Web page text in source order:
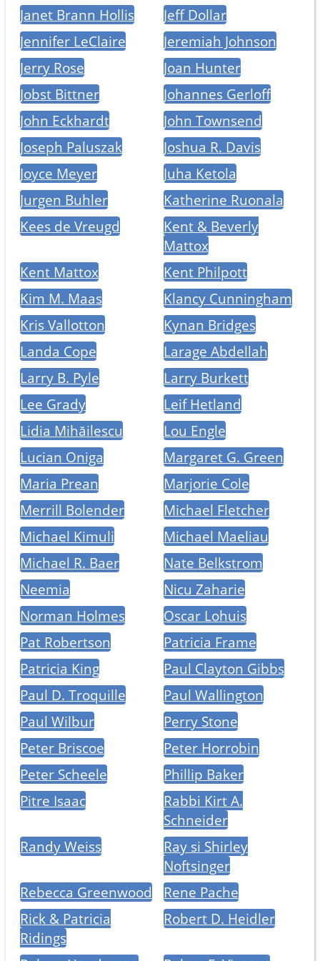
Janet Brann Hollis
Jeff Dollar
Jennifer LeClaire
Jeremiah Johnson
Jerry Rose
Joan Hunter
Jobst Bittner
Johannes Gerloff
John Eckhardt
John Townsend
Joseph Paluszak
Joshua R. Davis
Joyce Meyer
Juha Ketola
Jurgen Buhler
Katherine Ruonala
Kees de Vreugd
Kent & Beverly
Mattox
Kent Mattox
Kent Philpott
Kim M. Maas
Klancy Cunningham
Kris Vallotton
Kynan Bridges
Landa Cope
Larage Abdellah
Larry B. Pyle
Larry Burkett
Lee Grady
Leif Hetland
Lidia Mihăilescu
Lou Engle
Lucian Oniga
Margaret G. Green
Maria Prean
Marjorie Cole
Merrill Bolender
Michael Fletcher
Michael Kimuli
Michael Maeliau
Michael R. Baer
Nate Belkstrom
Neemia
Nicu Zaharie
Norman Holmes
Oscar Lohuis
Pat Robertson
Patricia Frame
Patricia King
Paul Clayton Gibbs
Paul D. Troquille
Paul Wallington
Paul Wilbur
Perry Stone
Peter Briscoe
Peter Horrobin
Peter Scheele
Phillip Baker
Pitre Isaac
Rabbi Kirt A.
Schneider
Randy Weiss
Ray si Shirley
Noftsinger
Rebecca Greenwood
Rene Pache
Rick & Patricia
Ridings
Robert D. Heidler